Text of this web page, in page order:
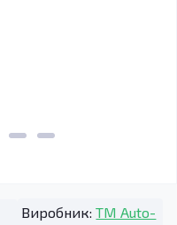
Виробник: TM Auto-